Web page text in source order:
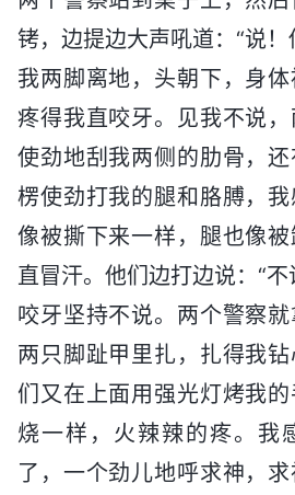
铐，边提边大声吼道：“说
我两脚离地，头朝下，身体
疼得我直咬牙。见我不说
使劲地刮我两侧的肋骨，
楞使劲打我的腿和胳膊，
像被撕下来一样，腿也像
直冒汗。他们边打边说：“
咬牙坚持不说。两个警察
两只脚趾甲里扎，扎得我
们又在上面用强光灯烤我
烧一样，火辣辣的疼。我
了，一个劲儿地呼求神，